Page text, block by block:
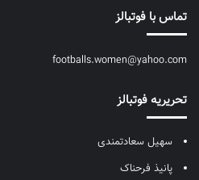
تماس با فوتبالز
footballs.women@yahoo.com
تحریریه فوتبالز
سهیل سعادتمندی
پانیذ فرحناک